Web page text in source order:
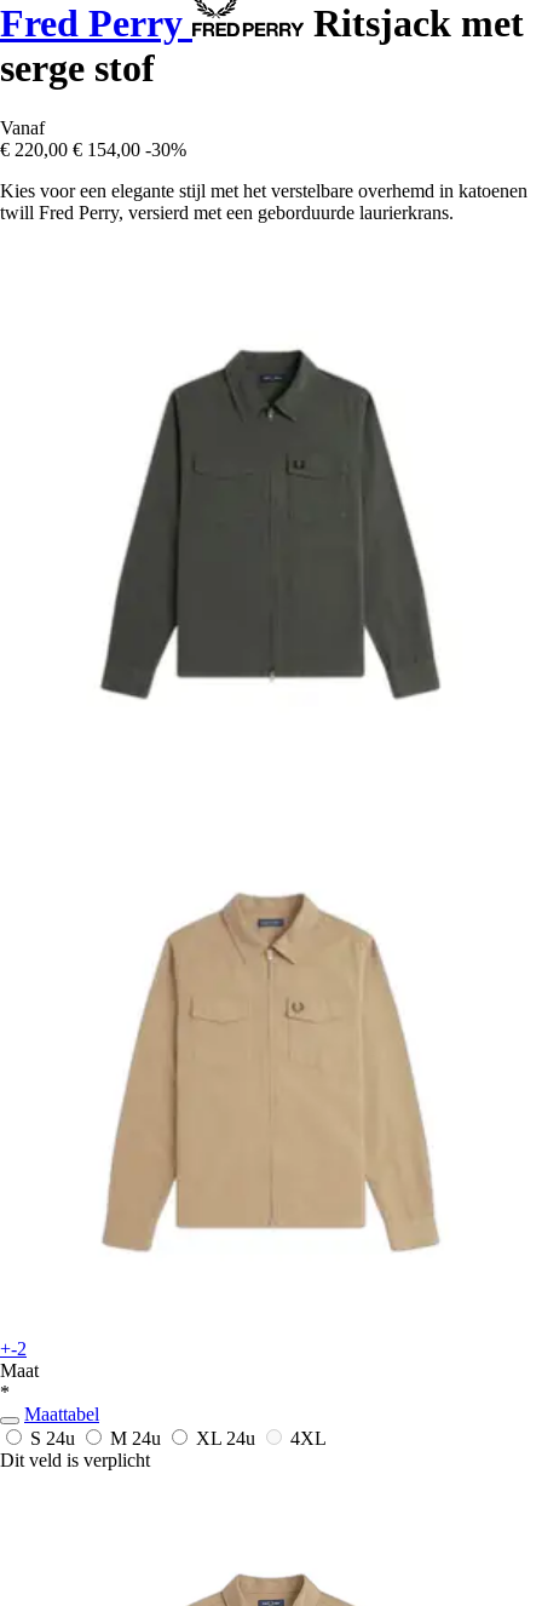
Fred Perry
Ritsjack met
serge stof
Vanaf
€ 220,00 € 154,00 -30%
Kies voor een elegante stijl met het verstelbare overhemd in katoenen
twill Fred Perry, versierd met een geborduurde laurierkrans.
+-2
Maat
*
Maattabel
S 24u M 24u XL 24u
4XL
Dit veld is verplicht